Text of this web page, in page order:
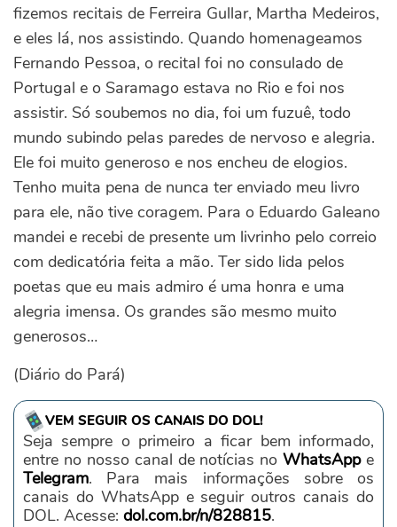
fizemos recitais de Ferreira Gullar, Martha Medeiros,
e eles lá, nos assistindo. Quando homenageamos
Fernando Pessoa, o recital foi no consulado de
Portugal e o Saramago estava no Rio e foi nos
assistir. Só soubemos no dia, foi um fuzuê, todo
mundo subindo pelas paredes de nervoso e alegria.
Ele foi muito generoso e nos encheu de elogios.
Tenho muita pena de nunca ter enviado meu livro
para ele, não tive coragem. Para o Eduardo Galeano
mandei e recebi de presente um livrinho pelo correio
com dedicatória feita a mão. Ter sido lida pelos
poetas que eu mais admiro é uma honra e uma
alegria imensa. Os grandes são mesmo muito
generosos…
(Diário do Pará)
VEM SEGUIR OS CANAIS DO DOL!
Seja sempre o primeiro a ficar bem informado,
entre no nosso canal de notícias noWhatsAppe
Telegram. Para mais informações sobre os
canais do WhatsApp e seguir outros canais do
DOL. Acesse: dol.com.br/n/828815.